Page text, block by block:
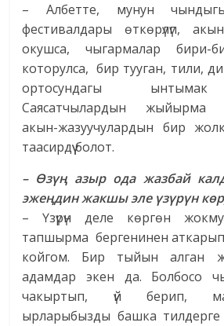
– Албетте, мунун
фестивалдары өткөрүлүп,
окушса, чыгармалар бири-
которулса, бир тууган, тили,
ортосундагы
Саясатчылардын жыйырма
акын-жазуучулардын бир
таасирдүү болот.
– Өзүң азыр ода жазбай
эжеңдин жакшы эле үзүрүн
– Үзүрүн деле көргөн
тапшырма бергенинен аткарып,
койгом. Бир тыйын алган
адамдар экен да. Болбосо
чакыртып, үй берип,
ырларыбызды башка тилдерге